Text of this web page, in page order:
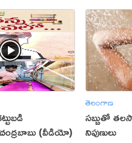
(వీడియో)
తెలంగాణ
సబ్బుతో
నిపుణులు